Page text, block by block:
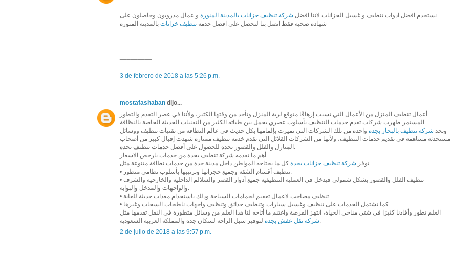
نستخدم افضل ادوات تنظيف و غسيل الخزانات لاننا افضل شركة تنظيف خزانات بالمدينة المنورة و عمال مدروبون وحاصلون على
شهادة صحية فقط اتصل بنا لتحصل على افضل خدمة تنظيف خزانات بالمدينة المنورة
3 de febrero de 2018 a las 5:26 p.m.
mostafashaban dijo...
أعمال تنظيف المنزل من الأعمال التي تسبب إرهاقًا متوقع لربة المنزل وتأخذ من وقتها الكثير، ولأننا في عصر التقدم والتطور
المستمر ظهرت شركات تقدم خدمات التنظيف بأسلوب عصري يحمل بين طياته الكثير من التقنيات الحديثة الخاصة بالنظافة.
وتجد شركة تنظيف بالبخار بجدة واحدة من تلك الشركات التي تميزت بإلمامها بكل حديث في عالم النظافة من تقنيات تنظيف ووسائل
مستحدثة مساهمة في تقديم خدمات التنظيف، ولأنها من الشركات القلائل التي تقدم خدمة تنظيف ممتازة شهدت إقبال كبير من أصحاب
المنازل والفلل والقصور بجدة للحصول على أفضل خدمات تنظيف بجدة.
أهم ما تقدمه شركة تنظيف بجدة من خدمات بارخص الاسعار
توفر شركة تنظيف خزانات بجدة
كل ما يحتاجه المواطن داخل مدينة جدة من خدمات نظافة متنوعة مثل:
• تنظيف أقسام الشقة وجميع حجراتها وترتيبها بأسلوب نظامي متطور.
• تنظيف الفلل والقصور بشكل شمولي فيدخل في العملية التنظيفية جميع أدوار القصر والسلالم الداخلية والخارجية والشرف
والواجهات والمدخل والبوابة.
• تنظيف مصاحب لاعمال تعقيم لحمامات السباحة وذلك باستخدام معدات حديثة للغاية.
• كما تشتمل الخدمات على تنظيف وغسيل سيارات وتنظيف حدائق وتنظيف واجهات ناطحات السحاب وغيرها.
العلم تطور وأفادنا كثيرًا في شتى مناحي الحياة، انتهز الفرصة واغتنم ما أتاحه لنا هذا العلم من وسائل متطورة في النقل تقدمها مثل
شركة نقل عفش بجدةلتوفير سبل الراحة لسكان جدة والمملكة العربية السعودية.
2 de julio de 2018 a las 9:57 p.m.